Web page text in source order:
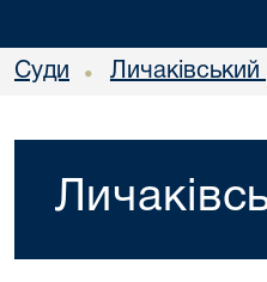
Суди •